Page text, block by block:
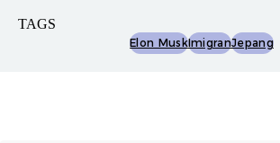
TAGS
Elon MuskImigranJepang